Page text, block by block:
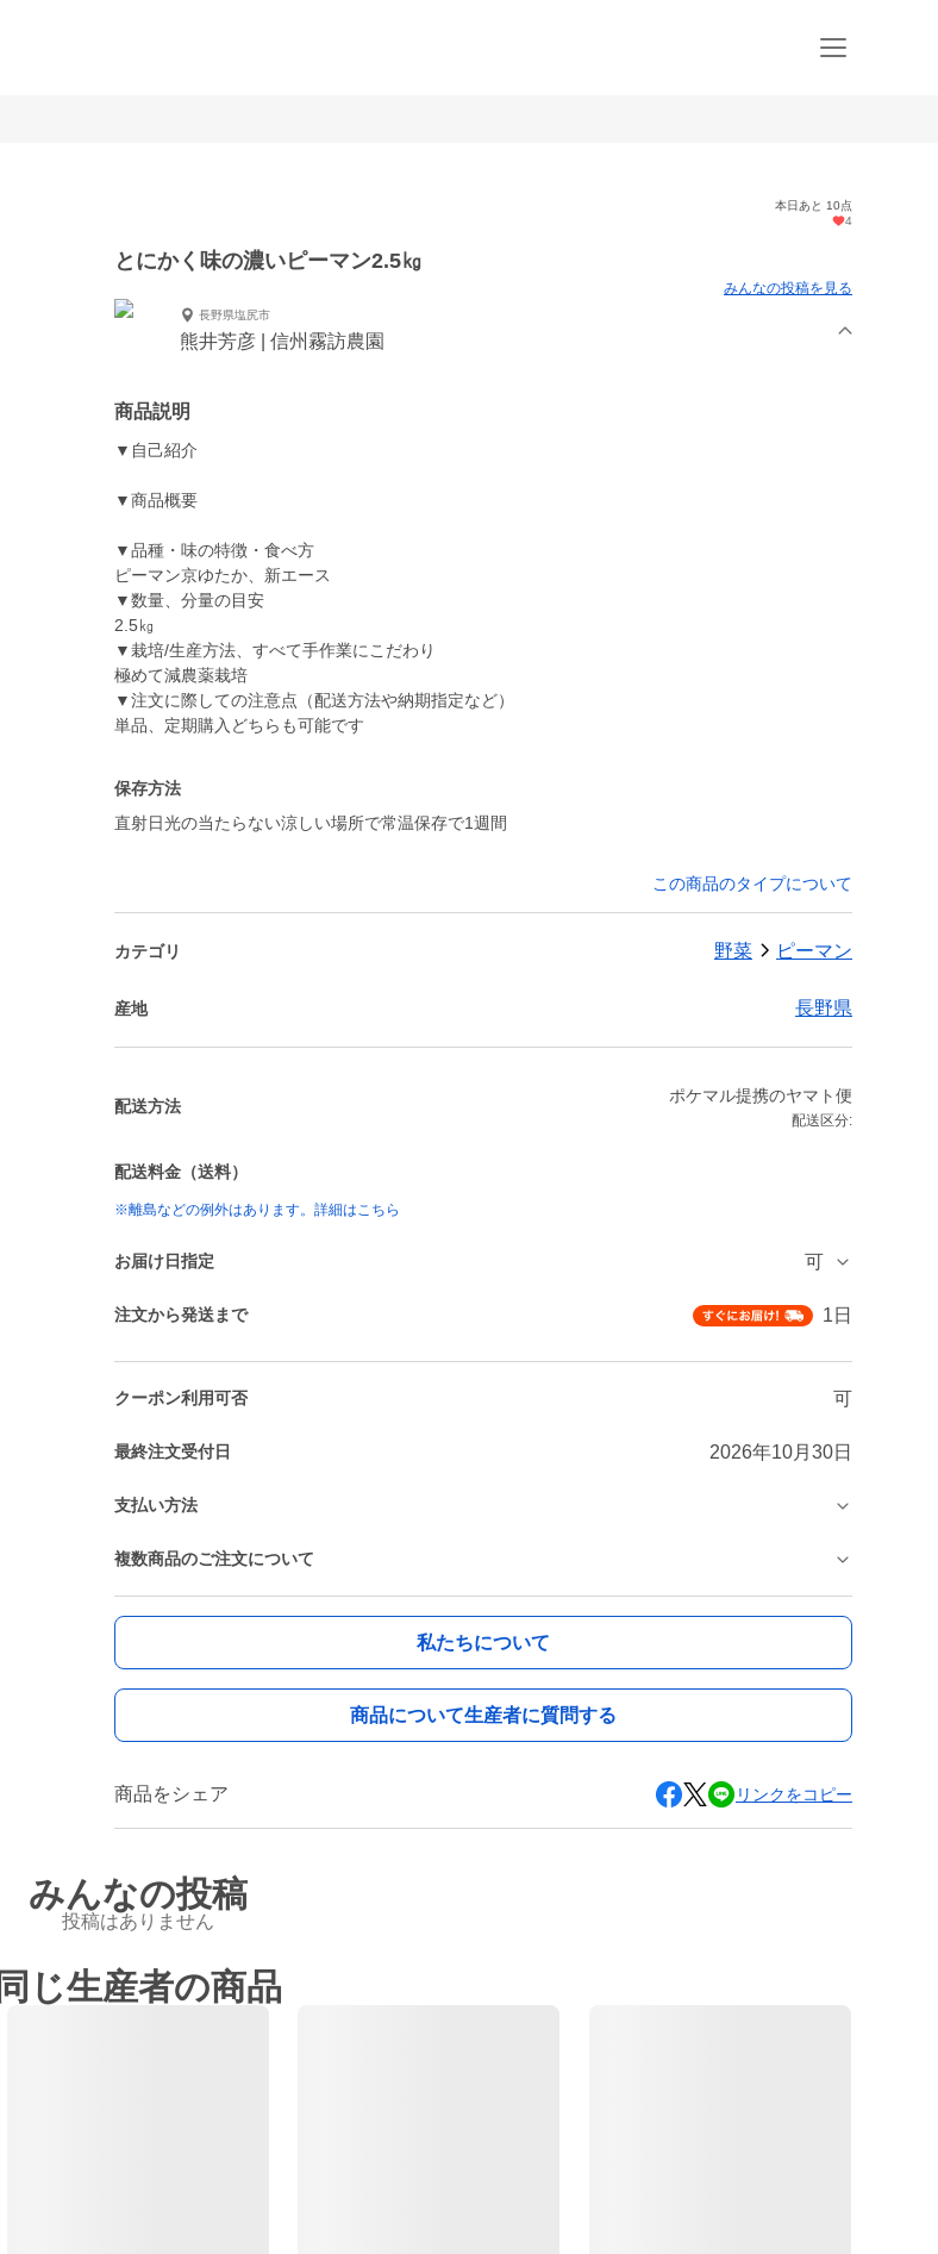
本日あと 10点
4
とにかく味の濃いピーマン2.5㎏
みんなの投稿を見る
長野県塩尻市
熊井芳彦 | 信州霧訪農園
商品説明
▼自己紹介
▼商品概要
▼品種・味の特徴・食べ方
ピーマン京ゆたか、新エース
▼数量、分量の目安
2.5㎏
▼栽培/生産方法、すべて手作業にこだわり
極めて減農薬栽培
▼注文に際しての注意点（配送方法や納期指定など）
単品、定期購入どちらも可能です
保存方法
直射日光の当たらない涼しい場所で常温保存で1週間
この商品のタイプについて
カテゴリ 野菜 ピーマン
産地 長野県
配送方法
ポケマル提携のヤマト便
配送区分:
配送料金（送料）
※離島などの例外はあります。詳細はこちら
お届け日指定 可
注文から発送まで 1日
クーポン利用可否 可
最終注文受付日 2026年10月30日
支払い方法
複数商品のご注文について
私たちについて
商品について生産者に質問する
商品をシェア リンクをコピー
みんなの投稿
投稿はありません
同じ生産者の商品